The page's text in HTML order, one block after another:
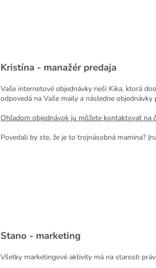
Kristína - manažér predaja
Vaše internetové objednávky rieši Kika, ktorá
odpovedá na Vaše maily a následne
Ohľadom objednávok ju môžete kontaktovať na
Povedali by ste, že je to trojnásobná mamina?
Stano - marketing
Všetky marketingové aktivity má na starosti